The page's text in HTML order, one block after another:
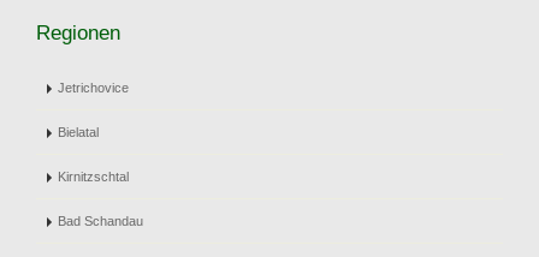
Regionen
Jetrichovice
Bielatal
Kirnitzschtal
Bad Schandau